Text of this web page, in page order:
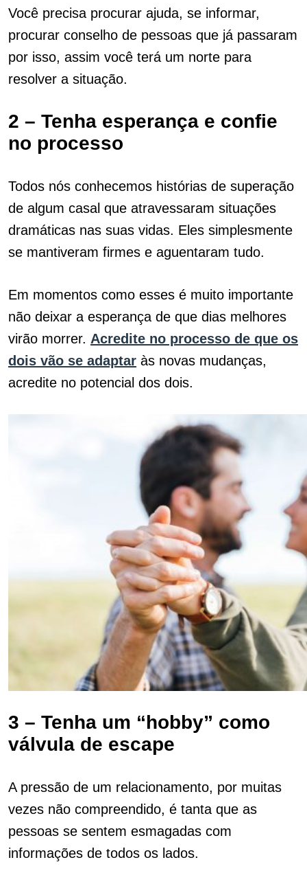
Você precisa procurar ajuda, se informar,
procurar conselho de pessoas que já passaram
por isso, assim você terá um norte para
resolver a situação.
2 – Tenha esperança e confie
no processo
Todos nós conhecemos histórias de superação
de algum casal que atravessaram situações
dramáticas nas suas vidas. Eles simplesmente
se mantiveram firmes e aguentaram tudo.
Em momentos como esses é muito importante
não deixar a esperança de que dias melhores
virão morrer. Acredite no processo de que os
dois vão se adaptar às novas mudanças,
acredite no potencial dos dois.
3 – Tenha um “hobby” como
válvula de escape
A pressão de um relacionamento, por muitas
vezes não compreendido, é tanta que as
pessoas se sentem esmagadas com
informações de todos os lados.